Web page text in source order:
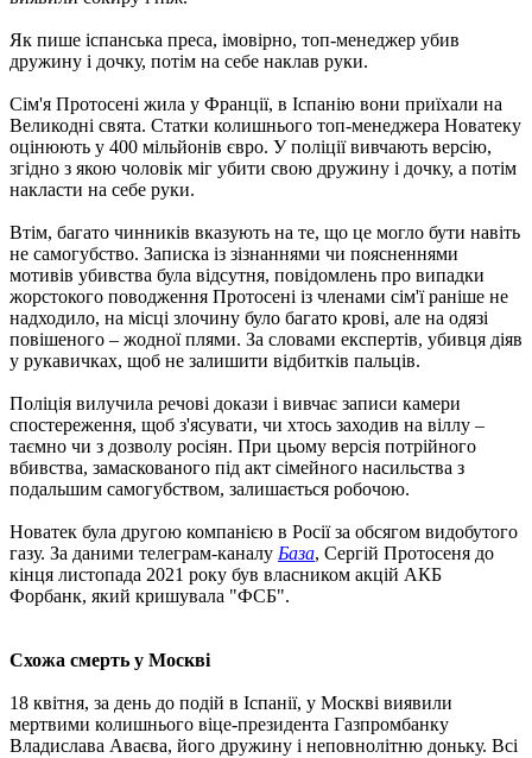
Як пише іспанська преса, імовірно, топ-менеджер убив
дружину і дочку, потім на себе наклав руки.
Сім'я Протосені жила у Франції, в Іспанію вони приїхали на
Великодні свята. Статки колишнього топ-менеджера Новатеку
оцінюють у 400 мільйонів євро. У поліції вивчають версію,
згідно з якою чоловік міг убити свою дружину і дочку, а потім
накласти на себе руки.
Втім, багато чинників вказують на те, що це могло бути навіть
не самогубство. Записка із зізнаннями чи поясненнями
мотивів убивства була відсутня, повідомлень про випадки
жорстокого поводження Протосені із членами сім'ї раніше не
надходило, на місці злочину було багато крові, але на одязі
повішеного – жодної плями. За словами експертів, убивця діяв
у рукавичках, щоб не залишити відбитків пальців.
Поліція вилучила речові докази і вивчає записи камери
спостереження, щоб з'ясувати, чи хтось заходив на віллу –
таємно чи з дозволу росіян. При цьому версія потрійного
вбивства, замаскованого під акт сімейного насильства з
подальшим самогубством, залишається робочою.
Новатек була другою компанією в Росії за обсягом видобутого
газу. За даними телеграм-каналу База, Сергій Протосеня до
кінця листопада 2021 року був власником акцій АКБ
Форбанк, який кришувала "ФСБ".
Схожа смерть у Москві
18 квітня, за день до подій в Іспанії, у Москві виявили
мертвими колишнього віце-президента Газпромбанку
Владислава Аваєва, його дружину і неповнолітню доньку. Всі